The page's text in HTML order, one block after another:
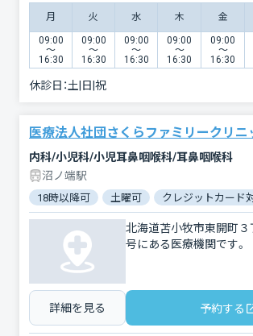
月 火 水 木 金
09:00
〜
16:30
09:00
〜
16:30
09:00
〜
16:30
09:00
〜
16:30
09:00
〜
16:30
休診日：土|日|祝
医療法人社団さくらファミリークリニ
内科/小児科/小児耳鼻咽喉科/耳鼻咽喉科
沼ノ端駅
18時以降可 土曜可 クレジットカード
北海道苫小牧市東開町３
号にある医療機関です。
詳細を見る 予約する